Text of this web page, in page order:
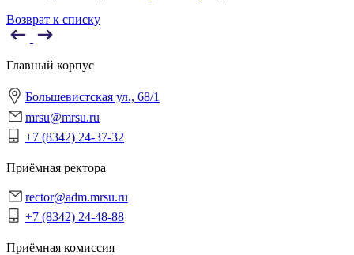
Возврат к списку
Главный корпус
Большевистская ул., 68/1
mrsu@mrsu.ru
+7 (8342) 24-37-32
Приёмная ректора
rector@adm.mrsu.ru
+7 (8342) 24-48-88
Приёмная комиссия